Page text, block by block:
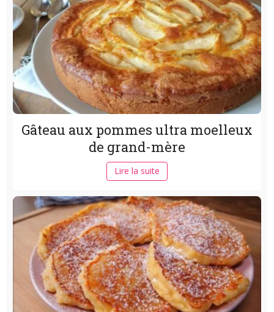
Gâteau aux pommes ultra moelleux
de grand-mère
Lire la suite